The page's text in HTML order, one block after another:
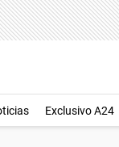
Exclusivo A24